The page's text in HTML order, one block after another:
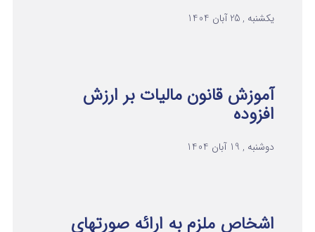
یکشنبه , 25 آبان 1404
آموزش قانون مالیات بر ارزش
افزوده
دوشنبه , 19 آبان 1404
اشخاص ملزم به ارائه صورتهای